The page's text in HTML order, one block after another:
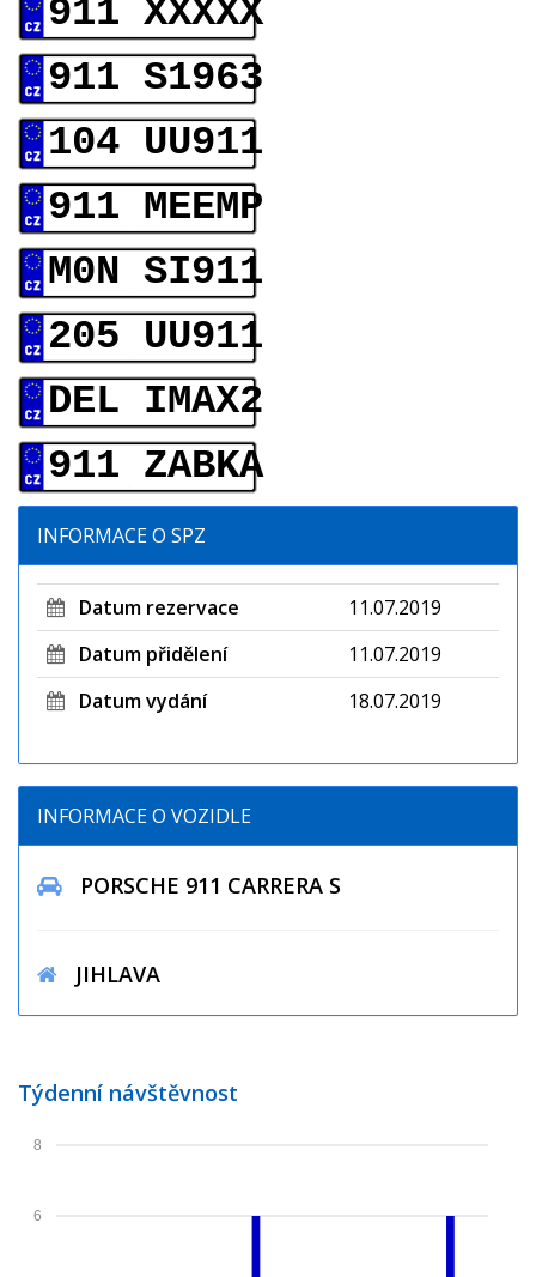
911 XXXXX
911 S1963
104 UU911
911 MEEMP
M0N SI911
205 UU911
DEL IMAX2
911 ZABKA
INFORMACE O SPZ
Datum rezervace
11.07.2019
Datum přidělení
11.07.2019
Datum vydání
18.07.2019
INFORMACE O VOZIDLE
PORSCHE 911 CARRERA S
JIHLAVA
Týdenní návštěvnost
6
8